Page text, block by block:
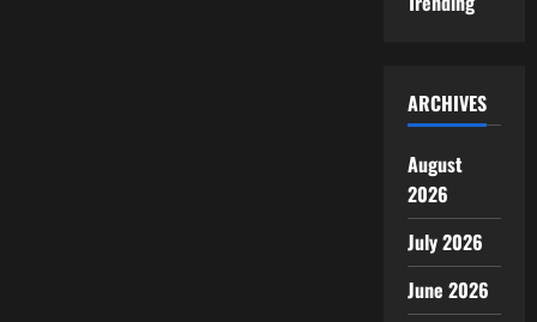
ARCHIVES
August
2026
July 2026
June 2026